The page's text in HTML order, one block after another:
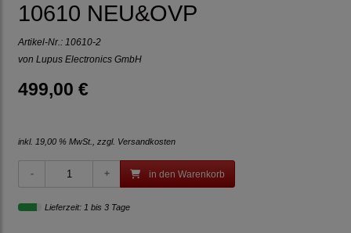
10610 NEU&OVP
Artikel-Nr.: 10610-2
von Lupus Electronics GmbH
499,00 €
inkl. 19,00 % MwSt., zzgl. Versandkosten
in den Warenkorb
Lieferzeit: 1 bis 3 Tage